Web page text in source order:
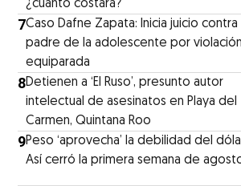
¿cuánto costará?
7Caso Dafne Zapata: Inicia juicio contra
padre de la adolescente por violación
equiparada
8Detienen a ‘El Ruso’, presunto autor
intelectual de asesinatos en Playa del
Carmen, Quintana Roo
9Peso ‘aprovecha’ la debilidad del
Así cerró la primera semana de